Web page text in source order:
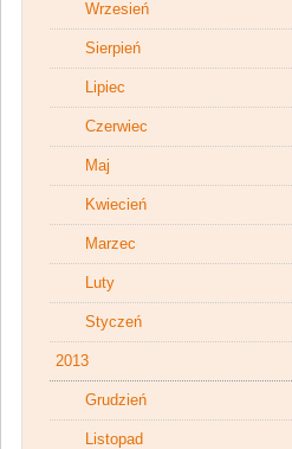
Wrzesień
Sierpień
Lipiec
Czerwiec
Maj
Kwiecień
Marzec
Luty
Styczeń
2013
Grudzień
Listopad